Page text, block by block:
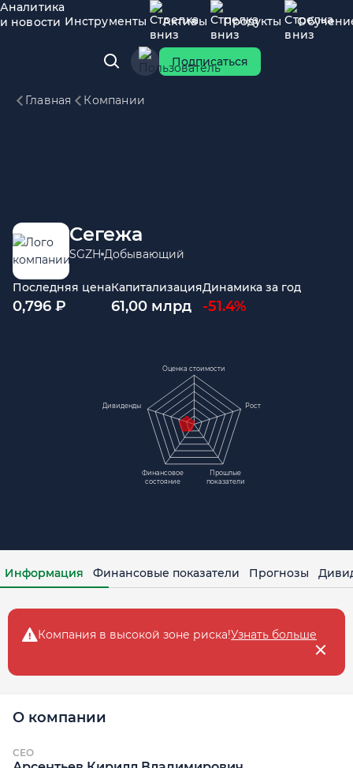
Аналитика
и новости Инструменты Активы Продукты
Подписаться
Главная Компании
Сегежа
SGZH Добывающий
Последняя цена
0,796 ₽
Капитализация
61,00 млрд
Динамика за год
-51.4%
Оценка стоимости
Рост
Прошлые
показатели
Финансовое
состояние
Дивиденды
Информация Финансовые показатели Прогнозы
Компания в высокой зоне рискa!Узнать больше
О компании
CEO